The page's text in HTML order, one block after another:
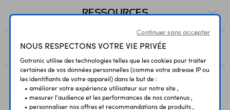
RESSOURCES
AVIS
Vous avez déja consulté
Continuer sans accepter
NOUS RESPECTONS VOTRE VIE PRIVÉE
Gotronic utilise des technologies telles que les cookies pour traiter
certaines de vos données personnelles (comme votre adresse IP ou
les identifiants de votre appareil) dans le but de :
• améliorer votre expérience utilisateur sur notre site ,
• mesurer l'audience et les performances de nos contenus ,
• personnaliser nos offres et recommandations de produits ,